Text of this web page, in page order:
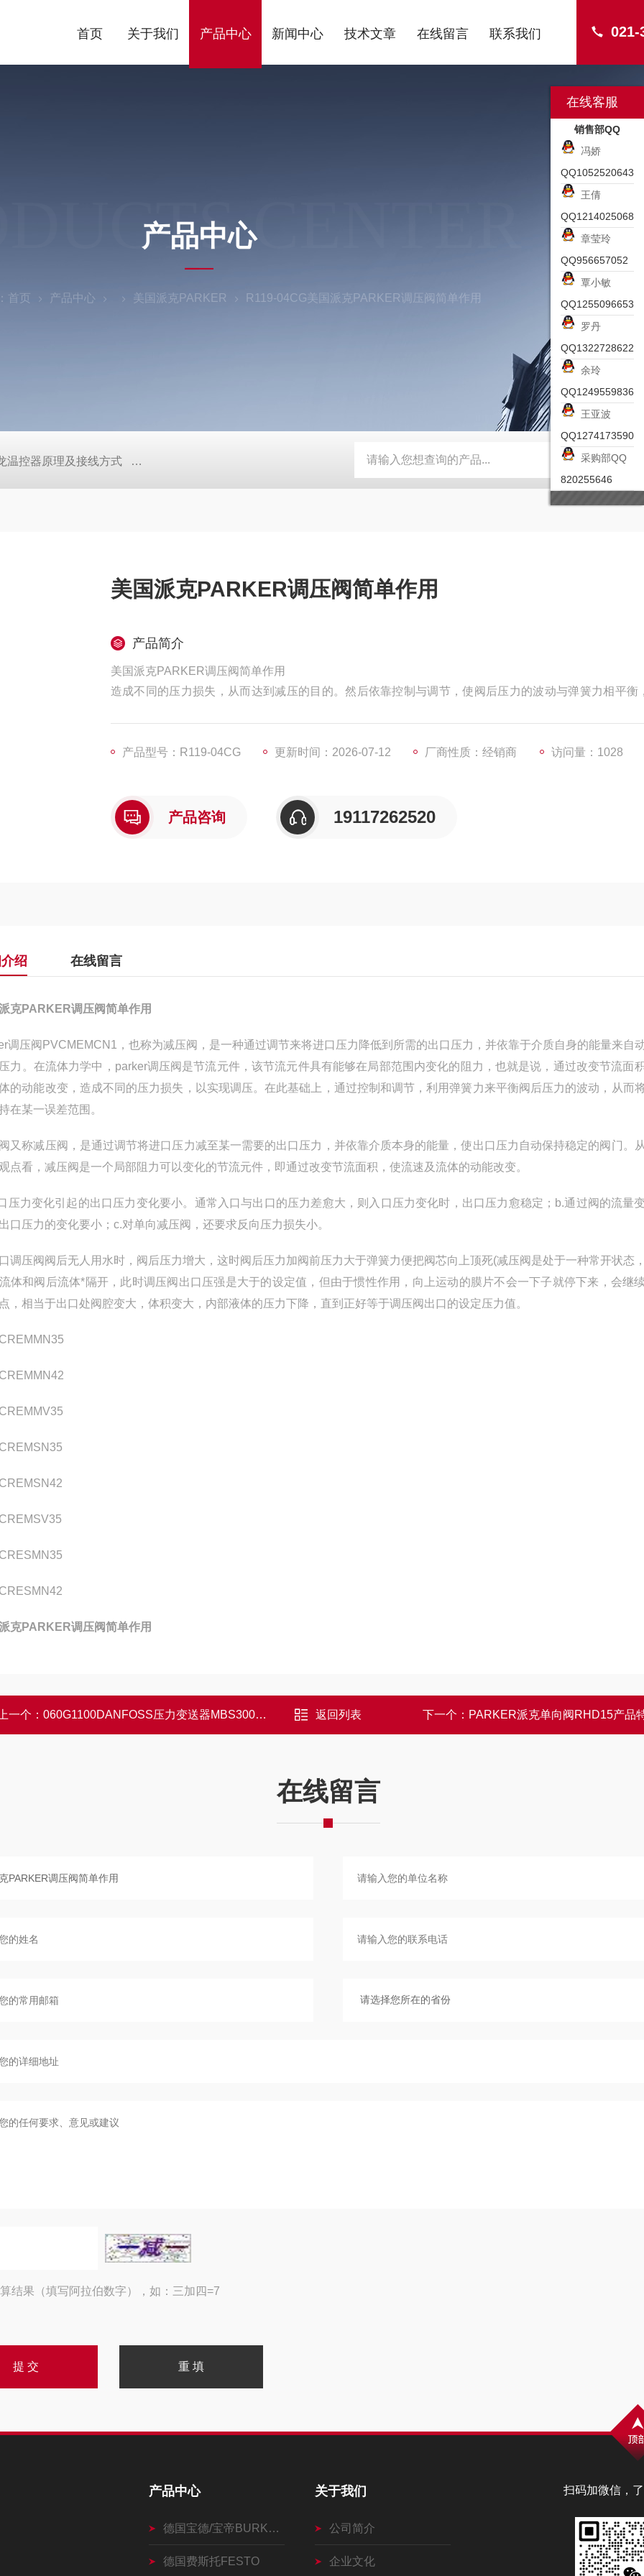
021-
首页 关于我们 产品中心 新闻中心 技术文章 在线留言 联系我们
CENTER
产品中心
首页 产品中心 美国派克PARKER R119-04CG美国派克PARKER调压阀简单作用
温控器原理及接线方式 日本SMC真空压力开关的中文资料ZK2-ZSEA-A *皮尔兹PILZ安全激光扫描仪 RZMO-TER-
美国派克PARKER调压阀简单作用
产品简介
美国派克PARKER调压阀简单作用
造成不同的压力损失，从而达到减压的目的。然后依靠控制与调节，使阀后压力的波动与弹簧力相平衡
产品型号：R119-04CG 更新时间：2026-07-12 厂商性质：经销商 访问量：1028
产品咨询 19117262520
绍 在线留言
克PARKER调压阀简单作用
调压阀PVCMEMCN1，也称为减压阀，是一种通过调节来将进口压力降低到所需的出口压力，并依靠于介质自身的能量来自
力。在流体力学中，parker调压阀是节流元件，该节流元件具有能够在局部范围内变化的阻力，也就是说，通过改变节流面
的动能改变，造成不同的压力损失，以实现调压。在此基础上，通过控制和调节，利用弹簧力来平衡阀后压力的波动，从而
在某一误差范围。
又称减压阀，是通过调节将进口压力减至某一需要的出口压力，并依靠介质本身的能量，使出口压力自动保持稳定的阀门。
点看，减压阀是一个局部阻力可以变化的节流元件，即通过改变节流面积，使流速及流体的动能改变。
压力变化引起的出口压力变化要小。通常入口与出口的压力差愈大，则入口压力变化时，出口压力愈稳定；b.通过阀的流量
口压力的变化要小；c.对单向减压阀，还要求反向压力损失小。
调压阀阀后无人用水时，阀后压力增大，这时阀后压力加阀前压力大于弹簧力便把阀芯向上顶死(减压阀是处于一种常开状态
体和阀后流体*隔开，此时调压阀出口压强是大于的设定值，但由于惯性作用，向上运动的膜片不会一下子就停下来，会继
，相当于出口处阀腔变大，体积变大，内部液体的压力下降，直到正好等于调压阀出口的设定压力值。
克PARKER调压阀简单作用
一个： 060G1100DANFOSS压力变送器MBS3000规格型号 返回列表 下一个： PARKER派克单向阀RHD15产品
在线留言
结果（填写阿拉伯数字），如：三加四=7
扫码加微信，
产品中心
德国宝德/宝帝BURKERT
德国费斯托FESTO
关于我们
公司简介
企业文化
在线客服
销售部QQ
冯娇
QQ1052520643
王倩
QQ1214025068
章莹玲
QQ956657052
覃小敏
QQ1255096653
罗丹
QQ1322728622
余玲
QQ1249559836
王亚波
QQ1274173590
采购部QQ
820255646